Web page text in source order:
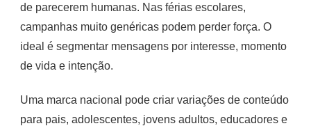
de parecerem humanas. Nas férias escolares,
campanhas muito genéricas podem perder força. O
ideal é segmentar mensagens por interesse, momento
de vida e intenção.
Uma marca nacional pode criar variações de conteúdo
para pais, adolescentes, jovens adultos, educadores e